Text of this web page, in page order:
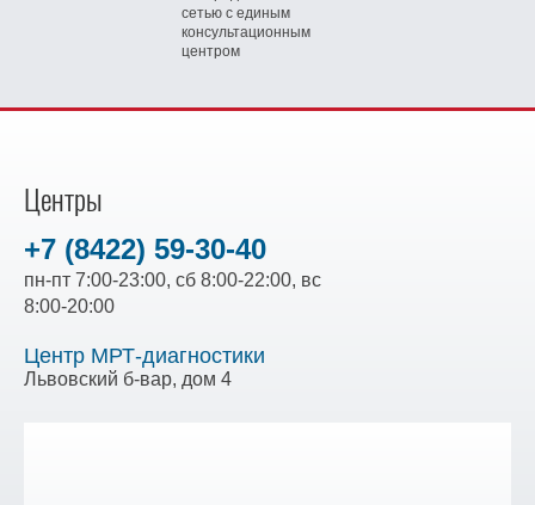
сетью с единым
консультационным
центром
Центры
+7 (8422) 59-30-40
пн-пт 7:00-23:00, сб 8:00-22:00, вс
8:00-20:00
Центр МРТ-диагностики
Львовский б-вар, дом 4